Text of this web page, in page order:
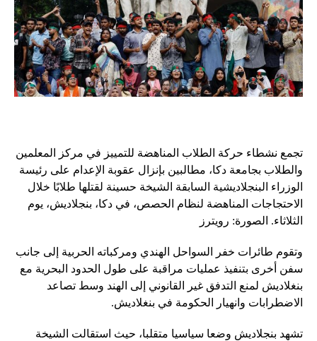
تجمع نشطاء حركة الطلاب المناهضة للتمييز في مركز المعلمين
والطلاب بجامعة دكا، مطالبين بإنزال عقوبة الإعدام على رئيسة
الوزراء البنجلاديشية السابقة الشيخة حسينة لقتلها طلابًا خلال
الاحتجاجات المناهضة لنظام الحصص، في دكا، بنجلاديش، يوم
الثلاثاء. الصورة: رويترز
وتقوم طائرات خفر السواحل الهندي ومركباته الحربية إلى جانب
سفن أخرى بتنفيذ عمليات مراقبة على طول الحدود البحرية مع
بنغلاديش لمنع التدفق غير القانوني إلى الهند وسط تصاعد
الاضطرابات وانهيار الحكومة في بنغلاديش.
تشهد بنجلاديش وضعا سياسيا متقلبا، حيث استقالت الشيخة